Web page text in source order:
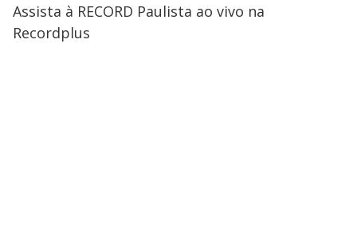
Assista à RECORD Paulista ao vivo na
Recordplus